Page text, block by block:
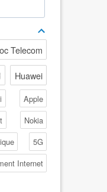
Telecom
Huawei
Apple
Nokia
5G
Internet